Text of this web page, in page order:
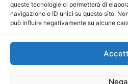
queste tecnologie ci permetterà di
navigazione o ID unici su questo sito.
può influire negativamente su alcune
Nega